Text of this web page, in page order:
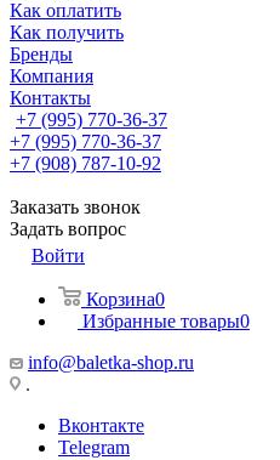
Как оплатить
Как получить
Бренды
Компания
Контакты
+7 (995) 770-36-37
+7 (995) 770-36-37
+7 (908) 787-10-92
Заказать звонок
Задать вопрос
Войти
Корзина0
Избранные товары0
info@baletka-shop.ru
.
Вконтакте
Telegram